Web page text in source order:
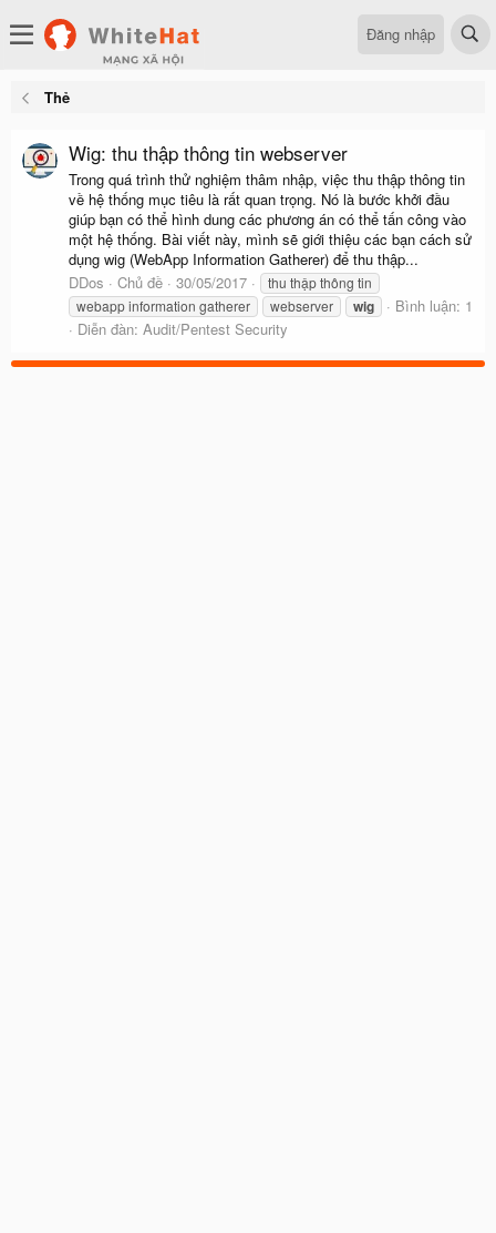
Đăng nhập
Thẻ
Wig: thu thập thông tin webserver
Trong quá trình thử nghiệm thâm nhập, việc thu thập thông tin
về hệ thống mục tiêu là rất quan trọng. Nó là bước khởi đầu
giúp bạn có thể hình dung các phương án có thể tấn công vào
một hệ thống. Bài viết này, mình sẽ giới thiệu các bạn cách sử
dụng wig (WebApp Information Gatherer) để thu thập...
DDos
Chủ đề 30/05/2017
thu thập thông tin
webapp information gatherer
webserver wig
Bình luận: 1
Diễn đàn: Audit/Pentest Security